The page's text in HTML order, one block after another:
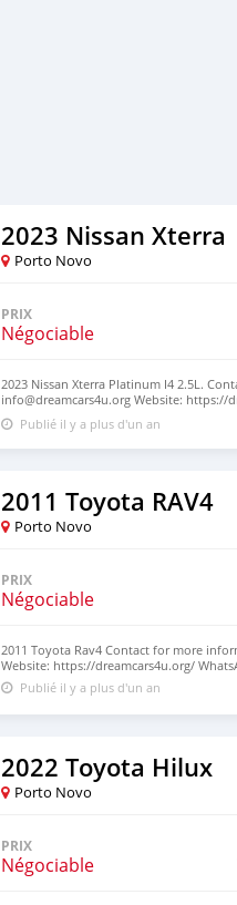
2023 Nissan Xterra
Porto Novo
PRIX
Négociable
2023 Nissan Xterra Platinum I4 2.5L.
info@dreamcars4u.org Website: https://
7292.
Publié il y a plus d'un an
2011 Toyota RAV4
Porto Novo
PRIX
Négociable
2011 Toyota Rav4 Contact for more
Website: https://dreamcars4u.org/
Publié il y a plus d'un an
2022 Toyota Hilux
Porto Novo
PRIX
Négociable